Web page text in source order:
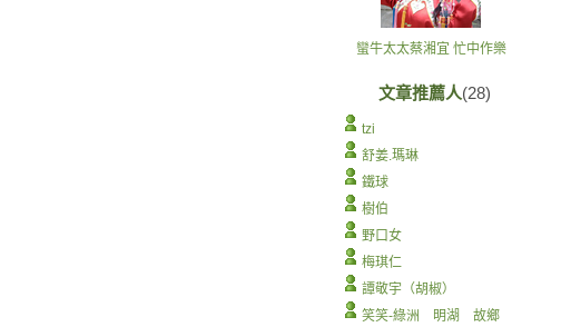
蠻牛太太蔡湘宜 忙中作樂
文章推薦人(28)
tzi
舒姜.瑪琳
鐵球
樹伯
野口女
梅琪仁
譚敬宇（胡椒）
笑笑-綠洲 明湖 故鄉